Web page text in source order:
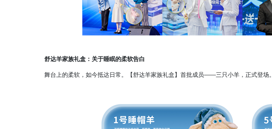
舒达羊家族礼盒：关于睡眠的柔软告白
舞台上的柔软，如今抵达日常。【舒达羊家族礼盒】首批成员——三只小羊，正式登场。